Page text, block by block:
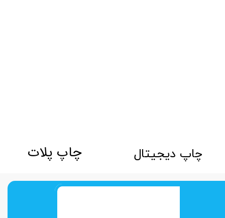
​​​​​​​​​چاپ پلات چاپ دیجیتال